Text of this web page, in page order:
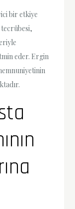
bir etkiye
tecrübesi,
eder. Ergin